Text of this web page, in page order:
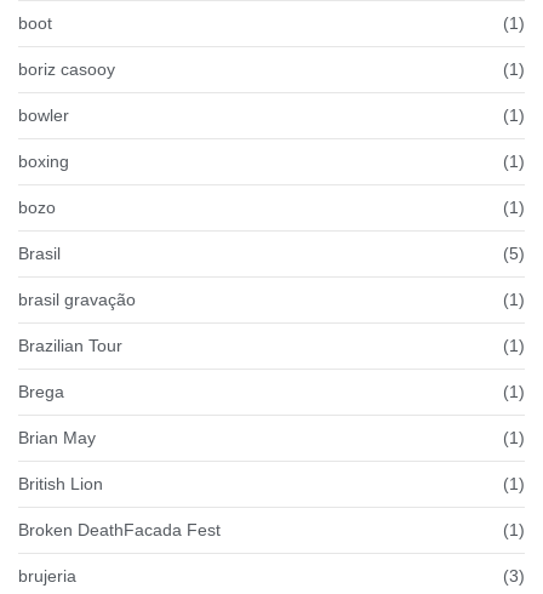
boot (1)
boriz casooy (1)
bowler (1)
boxing (1)
bozo (1)
Brasil (5)
brasil gravação (1)
Brazilian Tour (1)
Brega (1)
Brian May (1)
British Lion (1)
Broken DeathFacada Fest (1)
brujeria (3)